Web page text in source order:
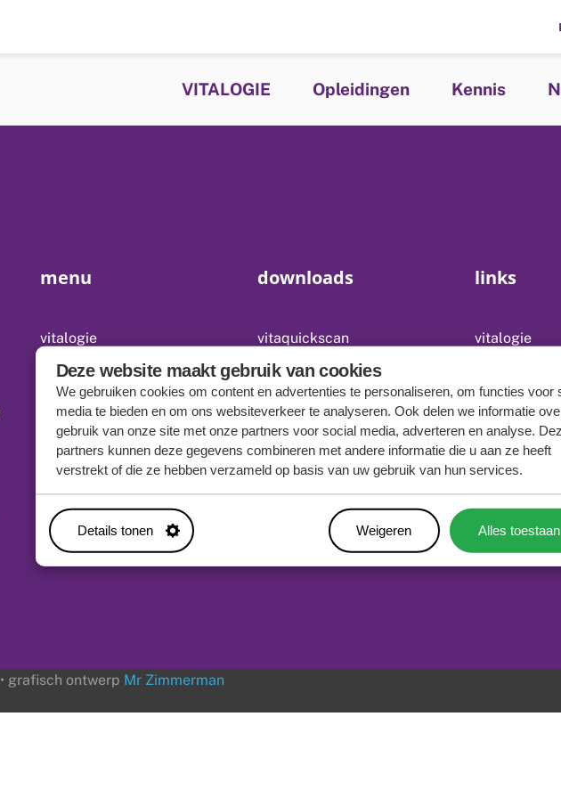
Deze website maakt gebruik van cookies
We gebruiken cookies om content en advertenties te personaliseren, om functies voor
media te bieden en om ons websiteverkeer te analyseren. Ook delen we informatie
gebruik van onze site met onze partners voor social media, adverteren en analyse.
partners kunnen deze gegevens combineren met andere informatie die u aan ze heeft
verstrekt of die ze hebben verzameld op basis van uw gebruik van hun services.
Details tonen Weigeren Alles toestaan
VITALOGIE Opleidingen Kennis
menu
vitalogie
opleidingen
kennis
netwerk
actueel
contact
downloads
vitaquickscan
doelenkaart
doezeltest
leefstijlcheck
teamscan
vitaal leiderschap
werkvormen
links
vitalogie
nationale
boeken
magazine
vitalogie
• grafisch ontwerp Mr Zimmerman